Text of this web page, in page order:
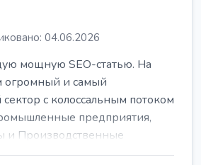
04.06.2026
мощную SEO-статью. На
огромный и самый
с колоссальным потоком
предприятия,
и Производственные